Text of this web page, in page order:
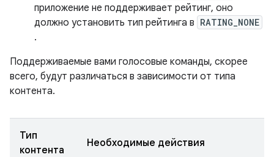
приложение не поддерживает рейтинг, оно
должно установить тип рейтинга в RATING_NONE
.
Поддерживаемые вами голосовые команды, скорее
всего, будут различаться в зависимости от типа
контента.
Тип
контента
Необходимые действия